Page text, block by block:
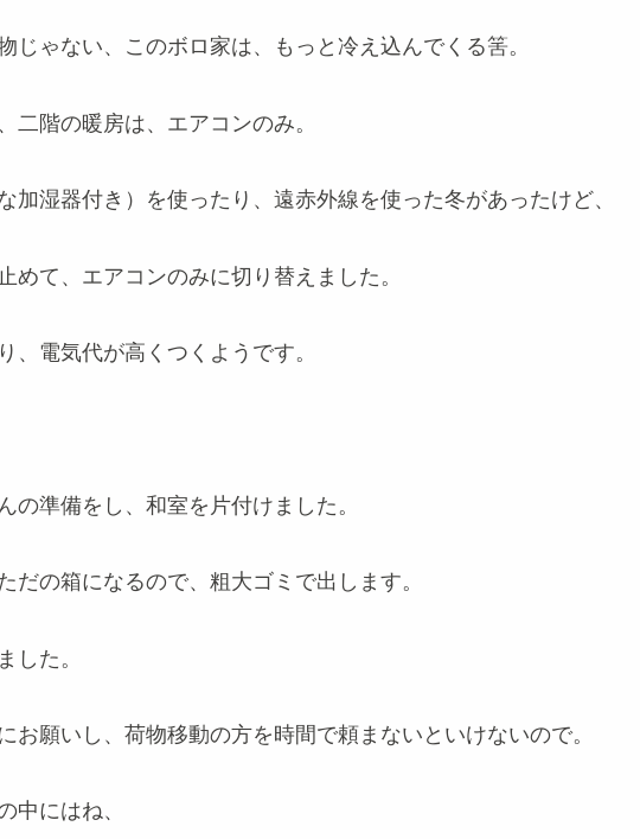
じゃない、このボロ家は、もっと冷え込んでくる筈。
二階の暖房は、エアコンのみ。
加湿器付き）を使ったり、遠赤外線を使った冬があったけど、
めて、エアコンのみに切り替えました。
、電気代が高くつくようです。
の準備をし、和室を片付けました。
だの箱になるので、粗大ゴミで出します。
した。
お願いし、荷物移動の方を時間で頼まないといけないので。
中にはね、